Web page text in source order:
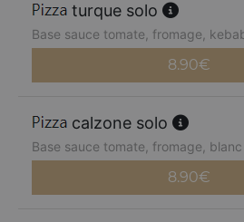
turque solo
Base sauce tomate, fromage,
8.90€
calzone solo
Base sauce tomate, fromage,
8.90€